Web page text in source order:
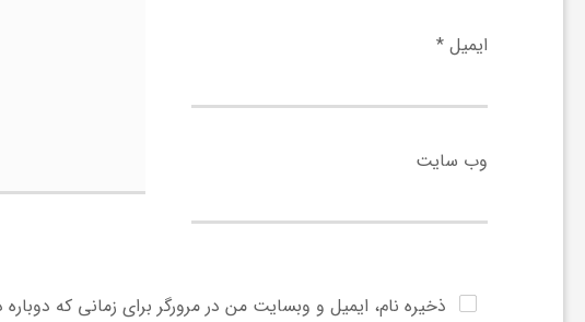
ایمیل *
وب‌ سایت
ذخیره نام، ایمیل و وبسایت من در مرورگر برای زمانی که